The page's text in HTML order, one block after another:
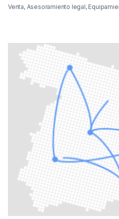
Venta, Asesoramiento legal,